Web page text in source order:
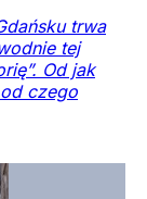
trwa
tej
Od jak
czego